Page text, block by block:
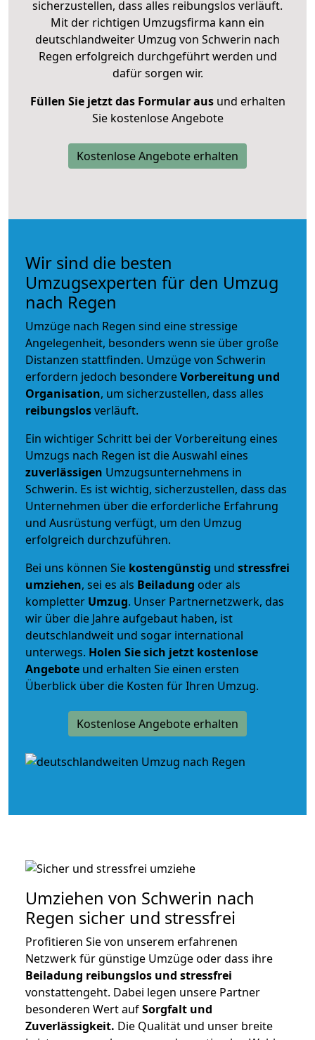
sicherzustellen, dass alles reibungslos verläuft.
Mit der richtigen Umzugsfirma kann ein
deutschlandweiter Umzug von Schwerin nach
Regen erfolgreich durchgeführt werden und
dafür sorgen wir.
Füllen Sie jetzt das Formular ausund erhalten
Sie kostenlose Angebote
Kostenlose Angebote erhalten
Wir sind die besten
Umzugsexperten für den Umzug
nach Regen
Umzüge nach Regen sind eine stressige
Angelegenheit, besonders wenn sie über große
Distanzen stattfinden. Umzüge von Schwerin
erfordern jedoch besondereVorbereitung und
Organisation, um sicherzustellen, dass alles
reibungslosverläuft.
Ein wichtiger Schritt bei der Vorbereitung eines
Umzugs nach Regen ist die Auswahl eines
zuverlässigen Umzugsunternehmens in
Schwerin. Es ist wichtig, sicherzustellen, dass das
Unternehmen über die erforderliche Erfahrung
und Ausrüstung verfügt, um den Umzug
erfolgreich durchzuführen.
Bei uns können Sie kostengünstig und stressfrei
umziehen, sei es als Beiladung oder als
kompletter Umzug. Unser Partnernetzwerk, das
wir über die Jahre aufgebaut haben, ist
deutschlandweit und sogar international
unterwegs. Holen Sie sich jetzt kostenlose
Angebote und erhalten Sie einen ersten
Überblick über die Kosten für Ihren Umzug.
Kostenlose Angebote erhalten
Umziehen von Schwerin nach
Regen sicher und stressfrei
Profitieren Sie von unserem erfahrenen
Netzwerk für günstige Umzüge oder dass ihre
Beiladung reibungslos und stressfrei
vonstattengeht. Dabei legen unsere Partner
besonderen Wert aufSorgfalt und
Zuverlässigkeit. Die Qualität und unser breite